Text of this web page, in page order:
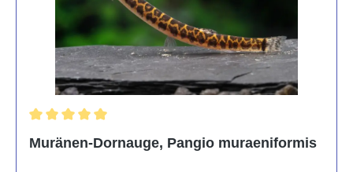
Muränen-Dornauge, Pangio muraeniformis